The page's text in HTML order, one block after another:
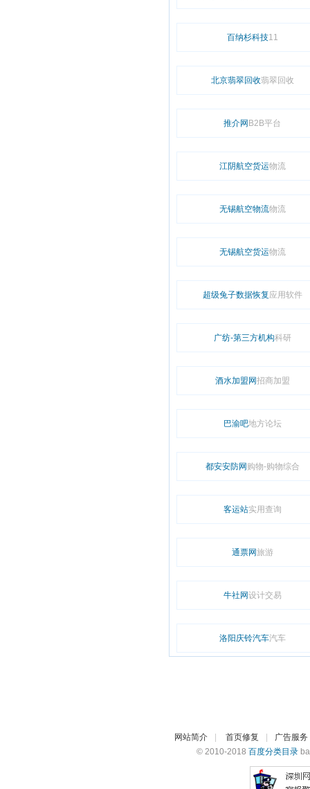
百纳杉科技11
北京翡翠回收翡翠回收
推介网 B2B平台
江阴航空货运物流
无锡航空物流物流
无锡航空货运物流
超级兔子数据恢复 应用软件
广纺-第三方机构科研
酒水加盟网招商加盟
巴渝吧地方论坛
都安安防网 购物-购物综合
客运站实用查询
通票网旅游
牛社网设计交易
洛阳庆铃汽车汽车
网站简介 首页修复
广告服务
© 2010-2018 百度分类目录